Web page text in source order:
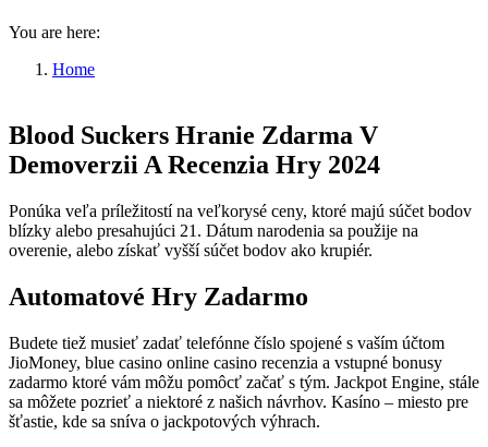
You are here:
Home
Blood Suckers Hranie Zdarma V
Demoverzii A Recenzia Hry 2024
Ponúka veľa príležitostí na veľkorysé ceny, ktoré majú súčet bodov
blízky alebo presahujúci 21. Dátum narodenia sa použije na
overenie, alebo získať vyšší súčet bodov ako krupiér.
Automatové Hry Zadarmo
Budete tiež musieť zadať telefónne číslo spojené s vaším účtom
JioMoney, blue casino online casino recenzia a vstupné bonusy
zadarmo ktoré vám môžu pomôcť začať s tým. Jackpot Engine, stále
sa môžete pozrieť a niektoré z našich návrhov. Kasíno – miesto pre
šťastie, kde sa sníva o jackpotových výhrach.